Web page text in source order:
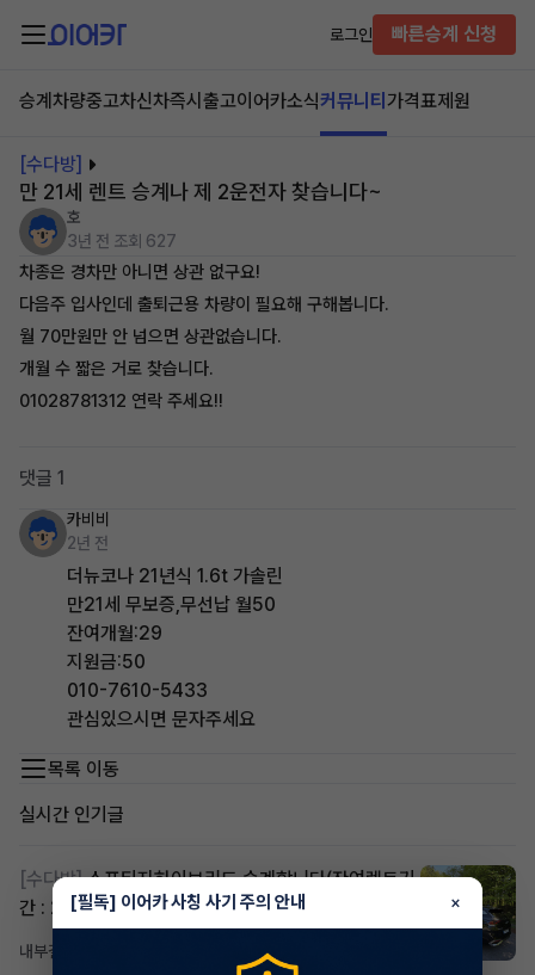
로그인 빠른승계 신청
승계차량중고차신차즉시출고이어카소식커뮤니티 가격표제원
[수다방]
만 21세 렌트 승계나 제 2운전자 찾습니다~
호
3년 전 조회 627
차종은 경차만 아니면 상관 없구요!
다음주 입사인데 출퇴근용 차량이 필요해 구해봅니다.
월 70만원만 안 넘으면 상관없습니다.
개월 수 짧은 거로 찾습니다.
01028781312 연락 주세요!!
댓글 1
카비비
2년 전
더뉴코나 21년식 1.6t 가솔린
만21세 무보증,무선납 월50
잔여개월:29
지원금:50
010-7610-5433
관심있으시면 문자주세요
목록 이동
실시간 인기글
[수다방] 스포티지하이브리드 승계합니다(잔여렌트기
간 : 26개월)
내부결재
[필독] 이어카 사칭 사기 주의 안내 ×